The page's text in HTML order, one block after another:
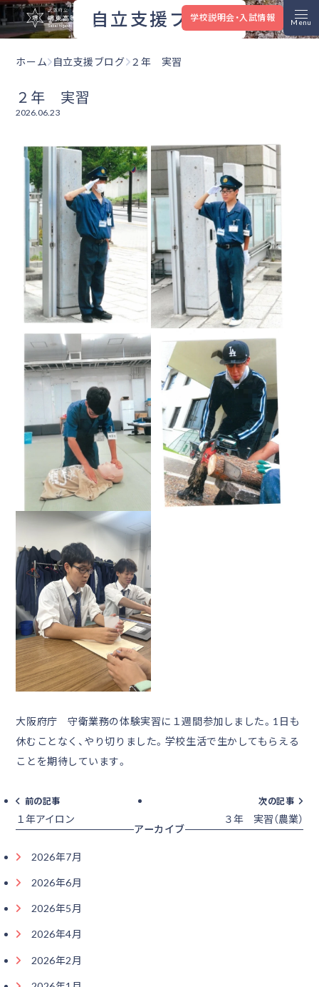
大阪府立堺東高等学校
学校説明会・入試情報
自立支援ブログ
ホーム 自立支援ブログ ２年 実習
２年 実習
2026.06.23
大阪府庁 守衛業務の体験実習に１週間参加しました。1日も
休むことなく、やり切りました。学校生活で生かしてもらえる
ことを期待しています。
前の記事
１年アイロン
次の記事
３年 実習（農業）
アーカイブ
2026年7月
2026年6月
2026年5月
2026年4月
2026年2月